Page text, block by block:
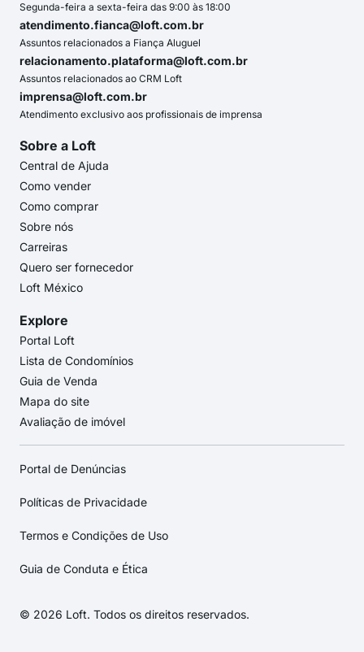
Segunda-feira a sexta-feira das 9:00 às 18:00
atendimento.fianca@loft.com.br
Assuntos relacionados a Fiança Aluguel
relacionamento.plataforma@loft.com.br
Assuntos relacionados ao CRM Loft
imprensa@loft.com.br
Atendimento exclusivo aos profissionais de imprensa
Sobre a Loft
Central de Ajuda
Como vender
Como comprar
Sobre nós
Carreiras
Quero ser fornecedor
Loft México
Explore
Portal Loft
Lista de Condomínios
Guia de Venda
Mapa do site
Avaliação de imóvel
Portal de Denúncias
Políticas de Privacidade
Termos e Condições de Uso
Guia de Conduta e Ética
© 2026 Loft. Todos os direitos reservados.